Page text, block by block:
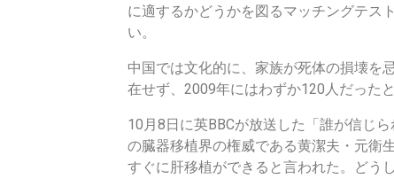
に適するかどうかを図るマッチングテス
い。
中国では文化的に、家族が死体の損壊を
在せず、2009年にはわずか120人だったと
10月8日に英BBCが放送した「誰が信じ
の臓器移植界の権威である黄潔夫・元衛
すぐに肝移植ができると言われた。どう